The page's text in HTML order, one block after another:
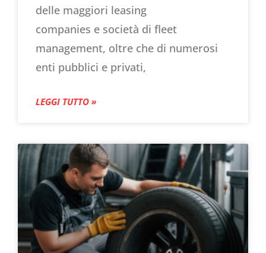
delle maggiori leasing
companies e società di fleet
management, oltre che di numerosi
enti pubblici e privati,
LEGGI TUTTO »